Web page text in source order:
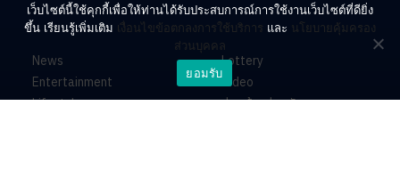
News
Entertainment
Lifestyle
Lottery
Video
ร่วมด้วยช่วยกัน
เว็บไซต์นี้ใช้คุกกี้เพื่อให้ท่านได้รับประสบการณ์การใช้งานเว็บไซต์ที่ดียิ่ง
ขึ้น เรียนรู้เพิ่มเติม เงื่อนไขข้อตกลงการใช้บริการ และ นโยบายคุ้มครอง
ส่วนบุคคล
ยอมรับ